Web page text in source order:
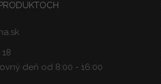
deň od 8:00 - 16:00